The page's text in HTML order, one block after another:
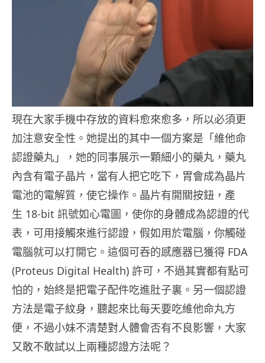
現在大家手機中存放的資料愈來愈多，所以必須更
加注意安全性。她提出的其中一個方案是「維他命
認證藥丸」，她的同事展示一顆細小的藥丸，藥丸
內含有電子晶片，當有人把它吃下，胃會成為晶片
電池的電解質，使它操作。晶片有開關按鈕，產
生 18-bit 訊號如心電圖，使你的身體成為認證的代
表，可用接觸來進行認證，假如用於電腦，你觸碰
電腦就可以打開它。這個可吞的感應器已獲得 FDA
(Proteus Digital Health) 許可，不過其實都有點可
怕的，始終是把電子配件吃進肚子裏。另一個認證
方法是電子紋身，聽起來比每天要吃維他命丸方
便，不過小妹不清楚對人體會否有不良影響，大家
又敢不敢試以上兩種認證方法呢？